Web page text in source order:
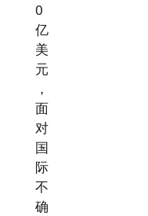
0
亿
美
元
，
面
对
国
际
不
确